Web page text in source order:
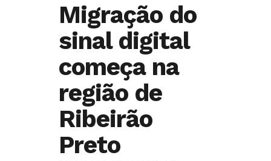
Migração do
sinal digital
começa na
região de
Ribeirão
Preto